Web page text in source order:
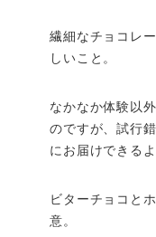
繊細なチョコレ
しいこと。
なかなか体験以
のですが、試行
にお届けできる
ビターチョコと
意。